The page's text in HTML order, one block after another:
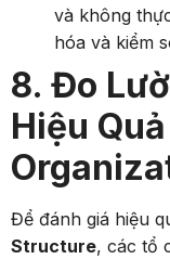
và không
hóa và kiểm
8. Đo
Hiệu
Để đánh giá hiệu
Structure, các tổ